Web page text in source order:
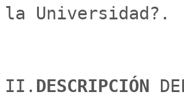
la Universidad?.
II. DESCRIPCIÓN